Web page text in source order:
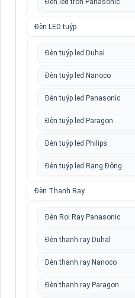
Đèn led tròn Panasonic
Đèn LED tuýp
Đèn tuýp led Duhal
Đèn tuýp led Nanoco
Đèn tuýp led Panasonic
Đèn tuýp led Paragon
Đèn tuýp led Philips
Đèn tuýp led Rạng Đông
Đèn Thanh Ray
Đèn Rọi Ray Panasonic
Đèn thanh ray Duhal
Đèn thanh ray Nanoco
Đèn thanh ray Paragon